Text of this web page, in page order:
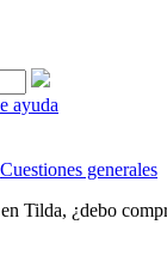
ayuda
Cuestiones generales
Tilda, ¿debo